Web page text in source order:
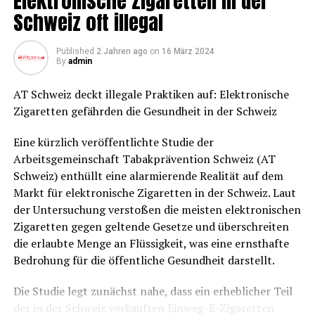
DON'T MISS
Elektronische Zigaretten in der Schweiz oft illegal
Franziska Bissig, eine Pflegefachfrau und -
leiterin, leitet am Donnerstagnachmittag das
Schichtwechsel-Meeting auf der
Postoperativen Station im Luzerner
Kantonsspital in der Schweiz. Foto von Chris
Welsch für Microsoft.
Catrin Hinkel, CEO Microsoft Schweiz sagte: „Durch die
Pionierarbeit bei der KI-gesteuerten Dienstplanung mit
Microsoft Schweiz und Polypoint optimiert das
Luzerner Kantonsspital (LUKS) nicht nur den
Personaleinsatz, sondern verbessert auch die Effizienz
des Gesundheitswesens in der Schweiz. Diese Initiative
spiegelt unser Engagement für innovative Lösungen
wider, die sowohl die Patientenversorgung als auch das
Wohlbefinden der Mitarbeitenden in den Vordergrund
stellen. Damit setzen wir einen neuen Massstab für
PD Dr. med. Özgür Yaldızlı hielt einen Vortrag über
„Multiple Sklerose – Aktuelles für die Praxis“.
Schweiz oft illegal
Published 2 Jahren ago on 16 März 2024
By admin
AT Schweiz deckt illegale Praktiken auf: Elektronische
Zigaretten gefährden die Gesundheit in der Schweiz
Eine kürzlich veröffentlichte Studie der
Arbeitsgemeinschaft Tabakprävention Schweiz (AT
Schweiz) enthüllt eine alarmierende Realität auf dem
Markt für elektronische Zigaretten in der Schweiz. Laut
der Untersuchung verstoßen die meisten elektronischen
Zigaretten gegen geltende Gesetze und überschreiten
die erlaubte Menge an Flüssigkeit, was eine ernsthafte
Bedrohung für die öffentliche Gesundheit darstellt.
Die Studie legt zunächst nahe, dass ein erheblicher Teil
der in der Schweiz verkauften Einweg-E-Zigaretten